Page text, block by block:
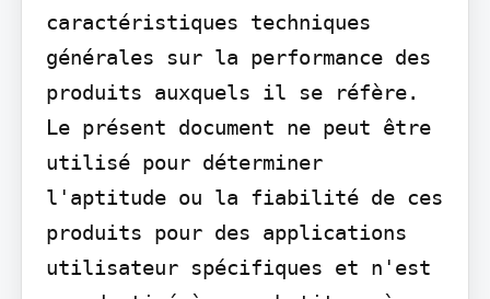
caractéristiques techniques
générales sur la performance des
produits auxquels il se réfère.
Le présent document ne peut être
utilisé pour déterminer
l'aptitude ou la fiabilité de ces
produits pour des applications
utilisateur spécifiques et n'est